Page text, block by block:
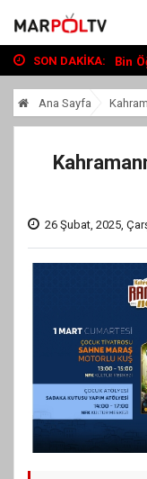
SON DAKIKA:
Bin
Ana Sayfa
26 Şubat, 2025,